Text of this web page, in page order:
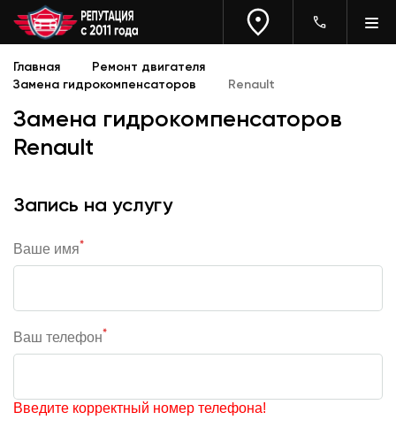
Главная
Ремонт двигателя
Замена гидрокомпенсаторов
Renault
Замена гидрокомпенсаторов
Renault
Запись на услугу
Ваше имя*
Ваш телефон*
Введите корректный номер телефона!